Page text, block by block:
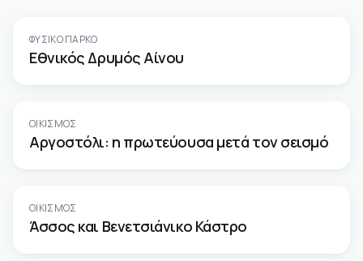
ΦΥΣΙΚΌ ΠΆΡΚΟ
Εθνικός Δρυμός Αίνου
ΟΙΚΙΣΜΌΣ
Αργοστόλι: η πρωτεύουσα μετά τον σεισμό
ΟΙΚΙΣΜΌΣ
Άσσος και Βενετσιάνικο Κάστρο